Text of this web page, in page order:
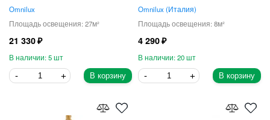
Omnilux
27
21 330
5
В корзину
Omnilux Италия
8
4 290
20
В корзину